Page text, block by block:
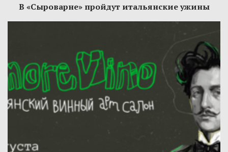
В «Сыроварне» пройдут итальянские ужины